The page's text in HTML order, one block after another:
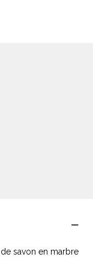
savon en marbre